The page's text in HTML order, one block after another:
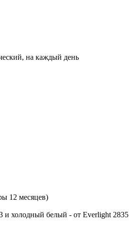
на каждый день
12 месяцев)
и холодный белый - от Everlight 2835